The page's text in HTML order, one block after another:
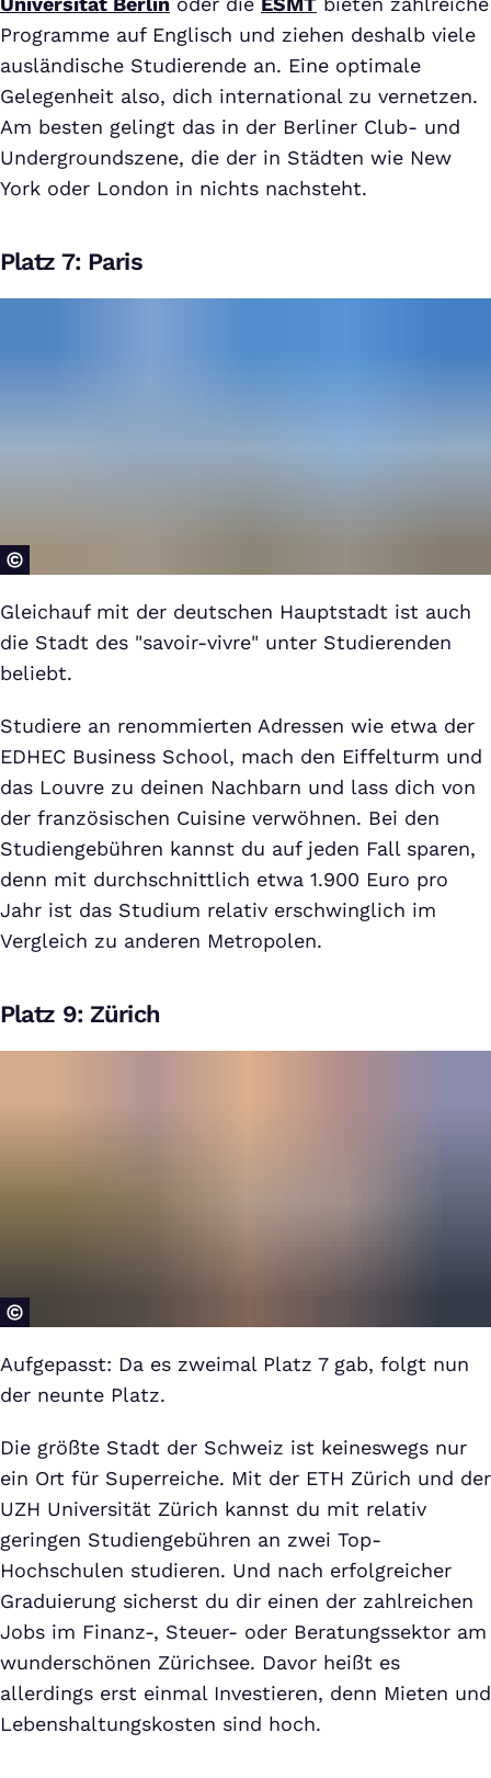
Programme auf Englisch und ziehen deshalb viele
ausländische Studierende an. Eine optimale
Gelegenheit also, dich international zu vernetzen.
Am besten gelingt das in der Berliner Club- und
Undergroundszene, die der in Städten wie New
York oder London in nichts nachsteht.
Platz 7: Paris
Gleichauf mit der deutschen Hauptstadt ist auch
die Stadt des "savoir-vivre" unter Studierenden
beliebt.
Studiere an renommierten Adressen wie etwa der
EDHEC Business School, mach den Eiffelturm und
das Louvre zu deinen Nachbarn und lass dich von
der französischen Cuisine verwöhnen. Bei den
Studiengebühren kannst du auf jeden Fall sparen,
denn mit durchschnittlich etwa 1.900 Euro pro
Jahr ist das Studium relativ erschwinglich im
Vergleich zu anderen Metropolen.
Platz 9: Zürich
Aufgepasst: Da es zweimal Platz 7 gab, folgt nun
der neunte Platz.
Die größte Stadt der Schweiz ist keineswegs nur
ein Ort für Superreiche. Mit der ETH Zürich und der
UZH Universität Zürich kannst du mit relativ
geringen Studiengebühren an zwei Top-
Hochschulen studieren. Und nach erfolgreicher
Graduierung sicherst du dir einen der zahlreichen
Jobs im Finanz-, Steuer- oder Beratungssektor am
wunderschönen Zürichsee. Davor heißt es
allerdings erst einmal Investieren, denn Mieten und
Lebenshaltungskosten sind hoch.